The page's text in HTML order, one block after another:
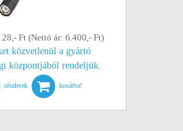
Ft (Nettó ár: 6.400,- Ft)
közvetlenül a gyártó
központjából rendeljük.
részletek kosárba!